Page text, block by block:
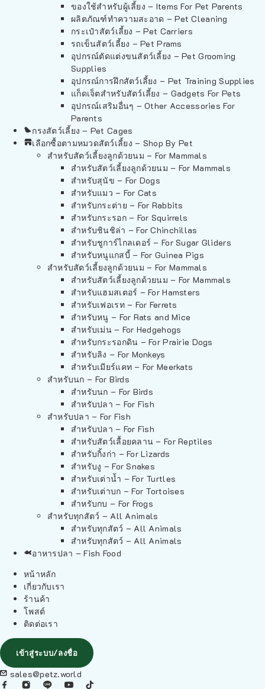
ของใช้สำหรับผู้เลี้ยง – Items For Pet Parents
ผลิตภัณฑ์ทำความสะอาด – Pet Cleaning
กระเป๋าสัตว์เลี้ยง – Pet Carriers
รถเข็นสัตว์เลี้ยง – Pet Prams
อุปกรณ์ตัดแต่งขนสัตว์เลี้ยง – Pet Grooming
Supplies
อุปกรณ์การฝึกสัตว์เลี้ยง – Pet Training Supplies
แก็ดเจ็ตสำหรับสัตว์เลี้ยง – Gadgets For Pets
อุปกรณ์เสริมอื่นๆ – Other Accessories For
Parents
กรงสัตว์เลี้ยง – Pet Cages
เลือกซื้อตามหมวดสัตว์เลี้ยง – Shop By Pet
สำหรับสัตว์เลี้ยงลูกด้วยนม – For Mammals
สำหรับสัตว์เลี้ยงลูกด้วยนม – For Mammals
สำหรับสุนัข – For Dogs
สำหรับแมว – For Cats
สำหรับกระต่าย – For Rabbits
สำหรับกระรอก – For Squirrels
สำหรับชินชิล่า – For Chinchillas
สำหรับชูการ์ไกลเดอร์ – For Sugar Gliders
สำหรับหนูแกสบี้ – For Guinea Pigs
สำหรับสัตว์เลี้ยงลูกด้วยนม – For Mammals
สำหรับสัตว์เลี้ยงลูกด้วยนม – For Mammals
สำหรับแฮมสเตอร์ – For Hamsters
สำหรับเฟอเรท – For Ferrets
สำหรับหนู – For Rats and Mice
สำหรับเม่น – For Hedgehogs
สำหรับกระรอกดิน – For Prairie Dogs
สำหรับลิง – For Monkeys
สำหรับเมียร์แคท – For Meerkats
สำหรับนก – For Birds
สำหรับนก – For Birds
สำหรับปลา – For Fish
สำหรับปลา – For Fish
สำหรับปลา – For Fish
สำหรับสัตว์เลื้อยคลาน – For Reptiles
สำหรับกิ้งก่า – For Lizards
สำหรับงู – For Snakes
สำหรับเต่าน้ำ – For Turtles
สำหรับเต่าบก – For Tortoises
สำหรับกบ – For Frogs
สำหรับทุกสัตว์ – All Animals
สำหรับทุกสัตว์ – All Animals
สำหรับทุกสัตว์ – All Animals
อาหารปลา – Fish Food
หน้าหลัก
เกี่ยวกับเรา
ร้านค้า
โพสต์
ติดต่อเรา
เข้าสู่ระบบ/ลงชื่อ
sales@petz.world